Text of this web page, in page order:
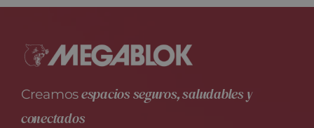
Creamosespacios seguros, saludables y
conectados